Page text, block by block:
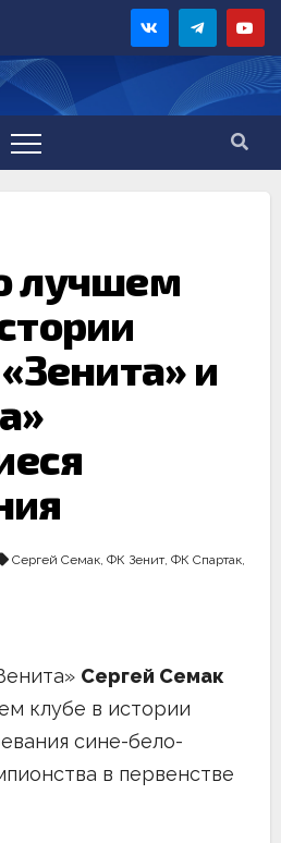
лучшем
и
Сергей Семак, ФК Зенит, ФК Спартак,
Сергей Семак
клубе в истории
сине-бело-
в первенстве